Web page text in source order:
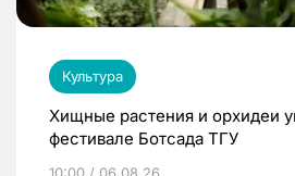
Культура
Хищные растения и орхидеи
фестивале Ботсада ТГУ